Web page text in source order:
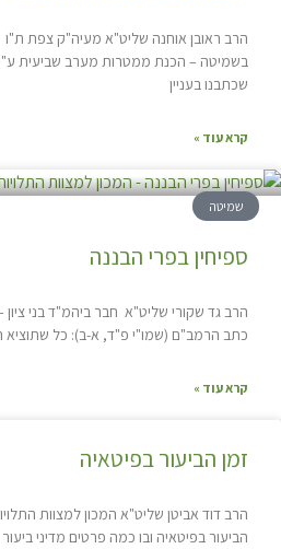
הרב ראובן אוחנה שליט"א מעיה"ק צפת
בשמיטה – הכנת ממטרות מערב שביעית
שכתבנו בעניין
קרא עוד »
שמיטה
ספיחין בפרי הבננה
הרב גד שקורי שליט"א חבר ביהמ"ד בני ציון
כתב הרמב"ם (שמו"י פ"ד, א-ב): כל שתוציא
קרא עוד »
זמן הביעור בפיטאיה
הרב דוד אביטן שליט"א המכון למצוות
הביעור בפיטאיה ובו כמה פרטים מדיני